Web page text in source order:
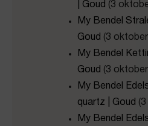
| Goud (3
My Bendel
Goud (3
My Bendel
Goud (3
My Bendel
quartz | Goud
My Bendel